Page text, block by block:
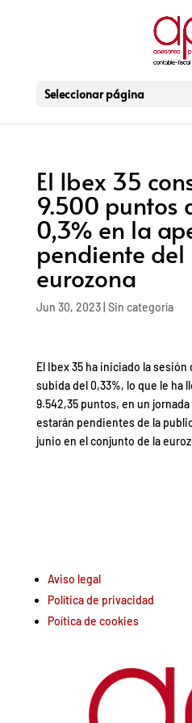
Seleccionar página
El Ibex 35
9.500 puntos
0,3% en la
pendiente del
eurozona
Jun 30, 2023| Sin categoría
El Ibex 35 ha iniciado la
subida del 0,33%, lo que le ha
9.542,35 puntos, en un
estarán pendientes de la
junio en el conjunto de la
Aviso legal
Política de privacidad
Poítica de cookies